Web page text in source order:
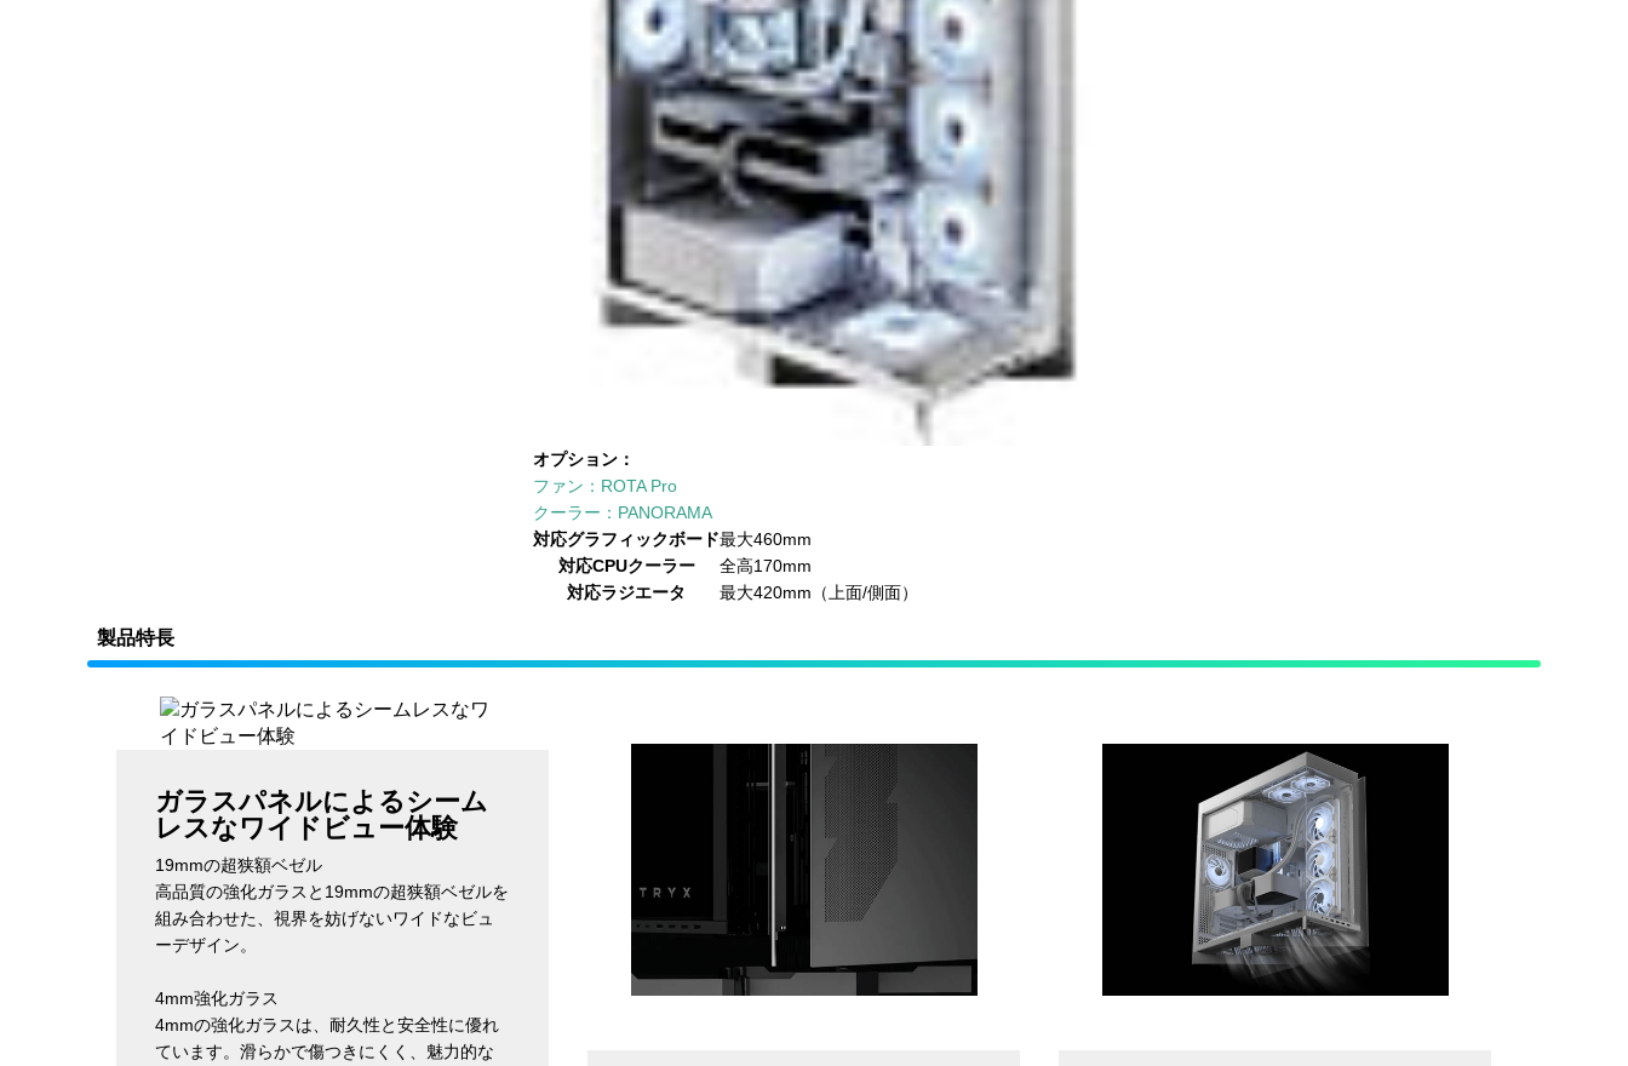
オプション：
ファン：ROTA Pro
クーラー：PANORAMA
対応グラフィックボード最大460mm
対応CPUクーラー
全高170mm
対応ラジエータ
最大420mm（上面/側面）
製品特長
ガラスパネルによるシーム
レスなワイドビュー体験
19mmの超狭額ベゼル
高品質の強化ガラスと19mmの超狭額ベゼルを
組み合わせた、視界を妨げないワイドなビュ
ーデザイン。
4mm強化ガラス
4mmの強化ガラスは、耐久性と安全性に優れ
ています。滑らかで傷つきにくく、魅力的な